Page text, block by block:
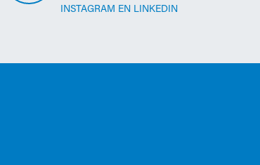
INSTAGRAM EN LINKEDIN